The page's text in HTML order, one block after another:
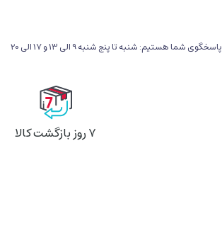
پاسخگوی شما هستیم: شنبه تا پنج شنبه 9 الی 13 و 17 الی 20
۷ روز بازگشت کالا